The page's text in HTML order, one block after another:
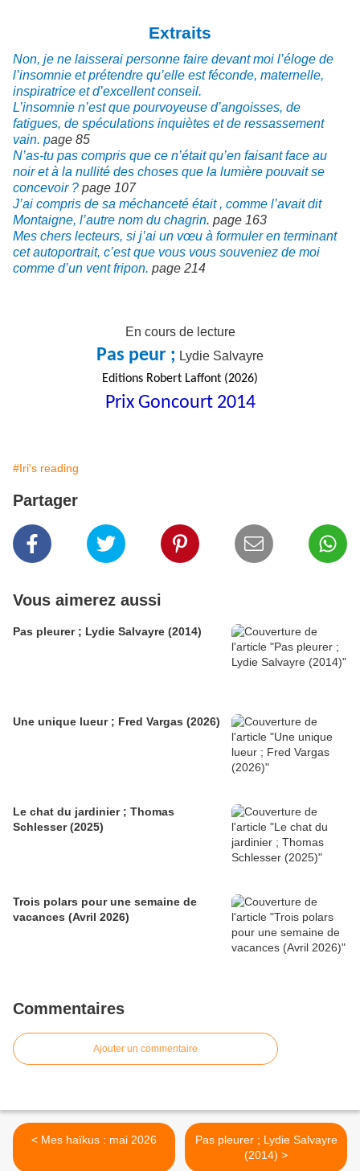
Extraits
Non, je ne laisserai personne faire devant moi l’éloge de
l’insomnie et prétendre qu’elle est féconde, maternelle,
inspiratrice et d’excellent conseil.
L’insomnie n’est que pourvoyeuse d’angoisses, de
fatigues, de spéculations inquiètes et de ressassement
vain. page 85
N’as-tu pas compris que ce n’était qu’en faisant face au
noir et à la nullité des choses que la lumière pouvait se
concevoir ? page 107
J’ai compris de sa méchanceté était , comme l’avait dit
Montaigne, l’autre nom du chagrin. page 163
Mes chers lecteurs, si j’ai un vœu à formuler en terminant
cet autoportrait, c’est que vous vous souveniez de moi
comme d’un vent fripon. page 214
En cours de lecture
Pas peur ; Lydie Salvayre
Editions Robert Laffont (2026)
Prix Goncourt 2014
#Iri's reading
Partager
Vous aimerez aussi
Pas pleurer ; Lydie Salvayre (2014)
Une unique lueur ; Fred Vargas (2026)
Le chat du jardinier ; Thomas
Schlesser (2025)
Trois polars pour une semaine de
vacances (Avril 2026)
Commentaires
Ajouter un commentaire
< Mes haïkus : mai 2026
Pas pleurer ; Lydie Salvayre
(2014) >